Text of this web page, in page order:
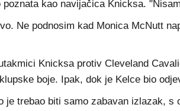
kao navijačica Knicksa.
Ne podnosim kad Monica McNutt
Knicksa protiv Cleveland
boje. Ipak, dok je Kelce bio
trebao biti samo zabavan izlazak,